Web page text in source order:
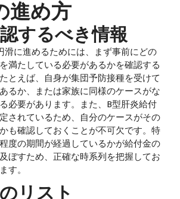
進め方
するべき情報
に進めるためには、まず事前にどの
満たしている必要があるかを確認する
とえば、自身が集団予防接種を受けて
るか、または家族に同様のケースがな
必要があります。また、B型肝炎給付
されているため、自分のケースがその
も確認しておくことが不可欠です。特
度の期間が経過しているかが給付金の
ぼすため、正確な時系列を把握してお
す。
リスト